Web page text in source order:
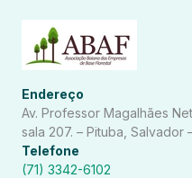
Endereço
Av. Professor Magalhães
sala 207. – Pituba, Salvador
Telefone
(71) 3342-6102